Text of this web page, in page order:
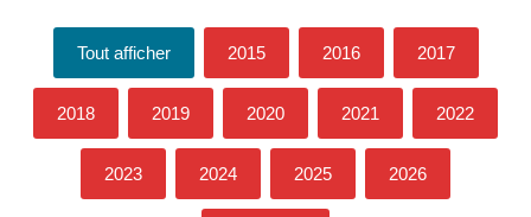
Tout afficher 2015 2016 2017
2018 2019 2020 2021 2022
2023 2024 2025 2026